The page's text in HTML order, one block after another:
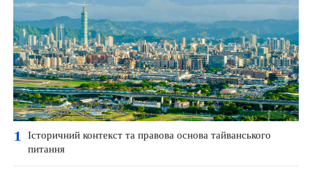
1
Історичний контекст та правова основа тайванського
питання